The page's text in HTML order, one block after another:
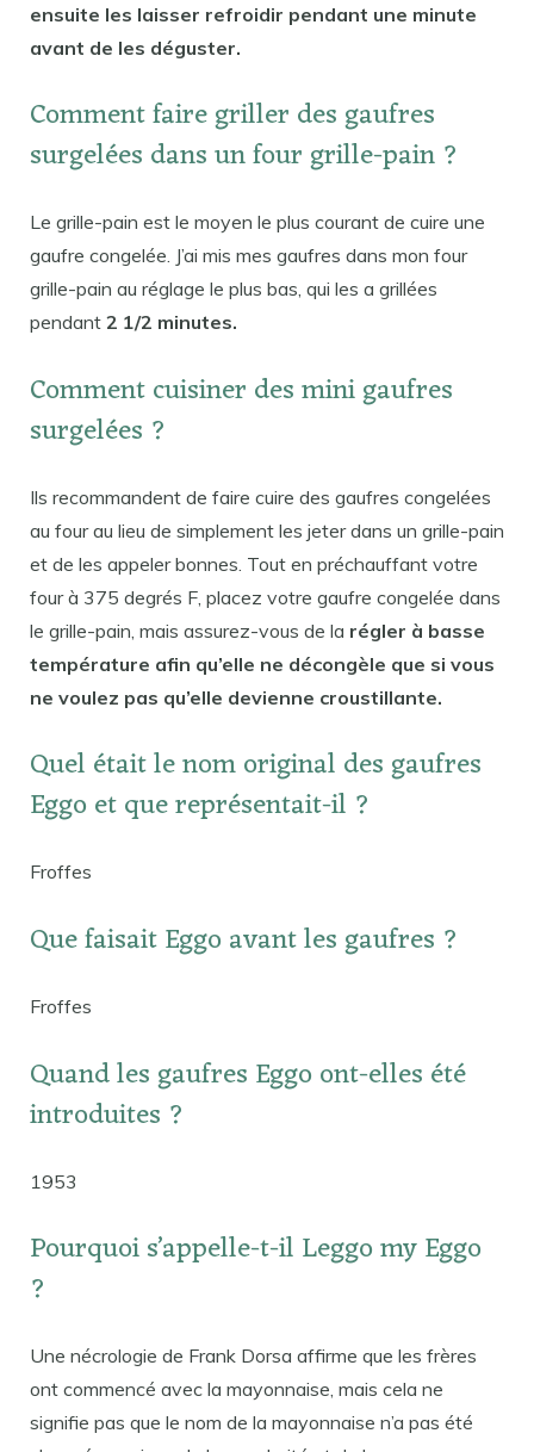
ensuite les laisser refroidir pendant une minute
avant de les déguster.
Comment faire griller des gaufres
surgelées dans un four grille-pain ?
Le grille-pain est le moyen le plus courant de cuire une
gaufre congelée. J’ai mis mes gaufres dans mon four
grille-pain au réglage le plus bas, qui les a grillées
pendant 2 1/2 minutes.
Comment cuisiner des mini gaufres
surgelées ?
Ils recommandent de faire cuire des gaufres congelées
au four au lieu de simplement les jeter dans un grille-pain
et de les appeler bonnes. Tout en préchauffant votre
four à 375 degrés F, placez votre gaufre congelée dans
le grille-pain, mais assurez-vous de la régler à basse
température afin qu’elle ne décongèle que si vous
ne voulez pas qu’elle devienne croustillante.
Quel était le nom original des gaufres
Eggo et que représentait-il ?
Froffes
Que faisait Eggo avant les gaufres ?
Froffes
Quand les gaufres Eggo ont-elles été
introduites ?
1953
Pourquoi s’appelle-t-il Leggo my Eggo
?
Une nécrologie de Frank Dorsa affirme que les frères
ont commencé avec la mayonnaise, mais cela ne
signifie pas que le nom de la mayonnaise n’a pas été